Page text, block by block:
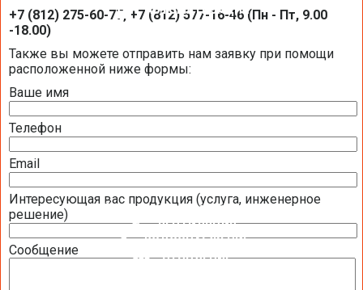
+7 (812) 275-60-77, +7 (812) 577-16-46 (Пн - Пт, 9.00
-18.00)
Также вы можете отправить нам заявку при помощи
расположенной ниже формы:
Ваше имя
Телефон
Email
Интересующая вас продукция (услуга, инженерное
решение)
Сообщение
АВТОМАТИЗАЦИЯ
КОНТРОЛЛЕРЫ
ДАТЧИКИ
КОНДИЦИОНИРОВАНИЕ
ВЕНТИЛЯЦИЯ
ВОДОСНАБЖЕНИЕ
ОТОПЛЕНИЕ